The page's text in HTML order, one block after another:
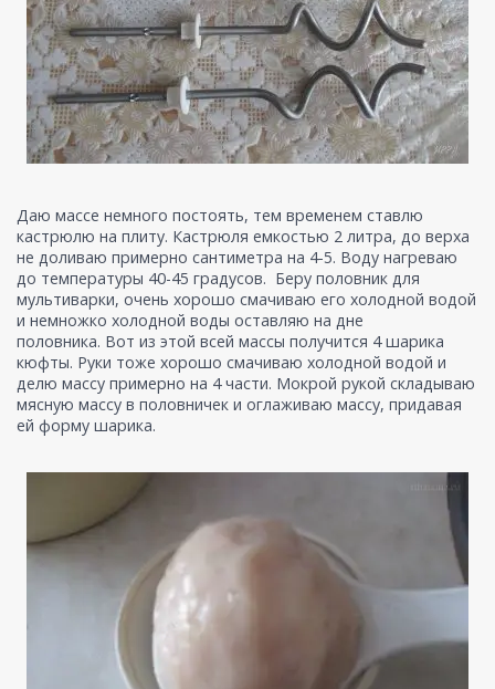
Даю массе немного постоять, тем временем ставлю
кастрюлю на плиту. Кастрюля емкостью 2 литра, до верха
не доливаю примерно сантиметра на 4-5. Воду нагреваю
до температуры 40-45 градусов. Беру половник для
мультиварки, очень хорошо смачиваю его холодной водой
и немножко холодной воды оставляю на дне
половника. Вот из этой всей массы получится 4 шарика
кюфты. Руки тоже хорошо смачиваю холодной водой и
делю массу примерно на 4 части. Мокрой рукой складываю
мясную массу в половничек и оглаживаю массу, придавая
ей форму шарика.